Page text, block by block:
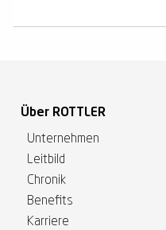
Über ROTTLER
Unternehmen
Leitbild
Chronik
Benefits
Karriere